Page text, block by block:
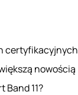
certyfikacyjnych
nowością
Band 11?